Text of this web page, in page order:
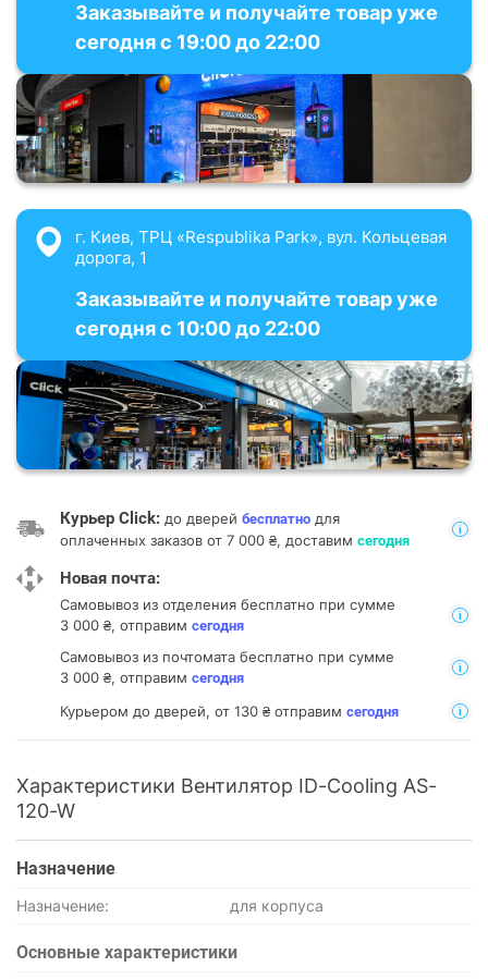
Заказывайте и получайте товар уже
сегодня с 19:00 до 22:00
г. Киев, ТРЦ «Respublika Park», вул. Кольцевая
дорога, 1
Заказывайте и получайте товар уже
сегодня с 10:00 до 22:00
Курьер Click: до дверей бесплатно для
оплаченных заказов от 7 000 ₴, доставим сегодня
Новая почта:
Самовывоз из отделения бесплатно при сумме
3 000 ₴, отправим сегодня
Самовывоз из почтомата бесплатно при сумме
3 000 ₴, отправим сегодня
Курьером до дверей, от 130 ₴ отправим сегодня
Характеристики Вентилятор ID-Cooling AS-
120-W
Назначение
Назначение: для корпуса
Основные характеристики